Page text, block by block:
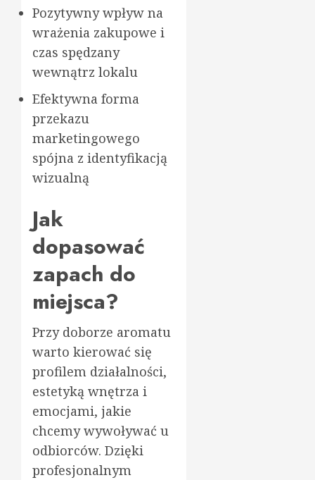
Pozytywny wpływ na
wrażenia zakupowe i
czas spędzany
wewnątrz lokalu
Efektywna forma
przekazu
marketingowego
spójna z identyfikacją
wizualną
Jak
dopasować
zapach do
miejsca?
Przy doborze aromatu
warto kierować się
profilem działalności,
estetyką wnętrza i
emocjami, jakie
chcemy wywoływać u
odbiorców. Dzięki
profesjonalnym